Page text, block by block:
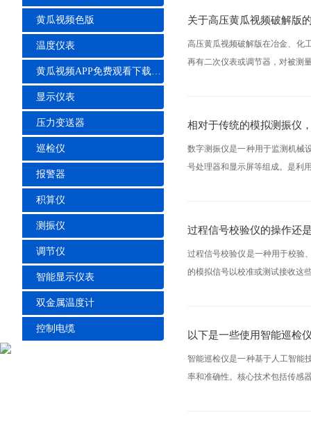
黄瓜视频色版
温度仪表
黄瓜视频APP免费观看下载安装
显示仪表
压力变送器
巡检仪
报警器
积算仪
测振仪
调节仪
智能显示仪表
双金属温度计
控制电缆
关于高压黄瓜视频破解版
高压黄瓜视频破解版在冶金、化
再有二次仪表或调节器，对被测
相对于传统的模拟测振仪
数字测振仪是一种用于监测机械
号处理器和显示屏等组成。是利
过程信号校验仪的操作还
过程信号校验仪是一种用于校验
的模拟信号以校准或测试接收这
以下是一些使用智能巡检
智能巡检仪是一种基于人工智能
率和准确性。核心技术包括传感